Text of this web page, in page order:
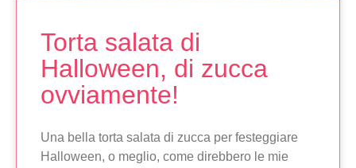
Torta salata di
Halloween, di zucca
ovviamente!
Una bella torta salata di zucca per festeggiare
Halloween, o meglio, come direbbero le mie